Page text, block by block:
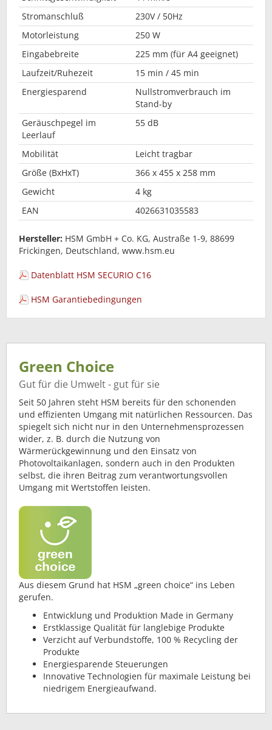
Stromanschluß
230V / 50Hz
Motorleistung
250 W
Eingabebreite
225 mm (für A4 geeignet)
Laufzeit/Ruhezeit
15 min / 45 min
Energiesparend
Nullstromverbrauch im
Stand-by
Geräuschpegel im
Leerlauf
55 dB
Mobilität
Leicht tragbar
Größe (BxHxT)
366 x 455 x 258 mm
Gewicht
4 kg
EAN
4026631035583
Hersteller: HSM GmbH + Co. KG, Austraße 1-9, 88699
Frickingen, Deutschland, www.hsm.eu
Datenblatt HSM SECURIO C16
HSM Garantiebedingungen
Green Choice
Gut für die Umwelt - gut für sie
Seit 50 Jahren steht HSM bereits für den schonenden
und effizienten Umgang mit natürlichen Ressourcen. Das
spiegelt sich nicht nur in den Unternehmensprozessen
wider, z. B. durch die Nutzung von
Wärmerückgewinnung und den Einsatz von
Photovoltaikanlagen, sondern auch in den Produkten
selbst, die ihren Beitrag zum verantwortungsvollen
Umgang mit Wertstoffen leisten.
Aus diesem Grund hat HSM „green choice“ ins Leben
gerufen.
Entwicklung und Produktion Made in Germany
Erstklassige Qualität für langlebige Produkte
Verzicht auf Verbundstoffe, 100 % Recycling der
Produkte
Energiesparende Steuerungen
Innovative Technologien für maximale Leistung bei
niedrigem Energieaufwand.